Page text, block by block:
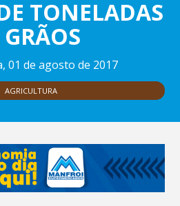
TONELADAS
GRÃOS
01 de agosto de 2017
AGRICULTURA